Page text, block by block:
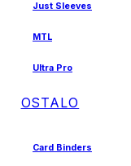
Just Sleeves
MTL
Ultra Pro
OSTALO
Card Binders